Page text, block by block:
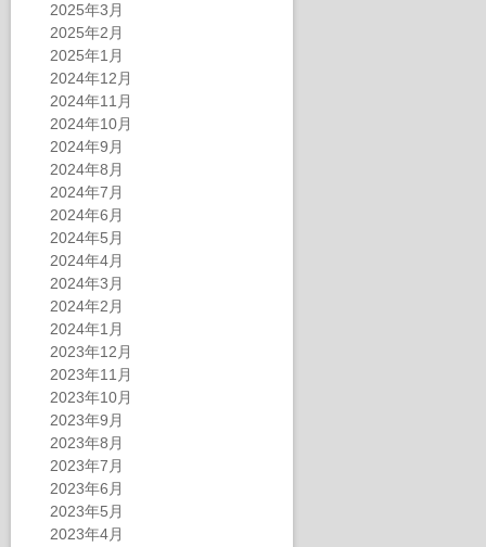
2025年3月
2025年2月
2025年1月
2024年12月
2024年11月
2024年10月
2024年9月
2024年8月
2024年7月
2024年6月
2024年5月
2024年4月
2024年3月
2024年2月
2024年1月
2023年12月
2023年11月
2023年10月
2023年9月
2023年8月
2023年7月
2023年6月
2023年5月
2023年4月